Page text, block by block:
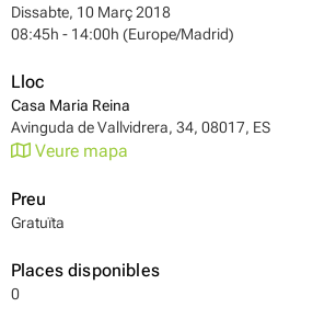
Dissabte, 10 Març 2018
08:45h - 14:00h (Europe/Madrid)
Lloc
Casa Maria Reina
Avinguda de Vallvidrera, 34, 08017, ES
Veure mapa
Preu
Gratuïta
Places disponibles
0